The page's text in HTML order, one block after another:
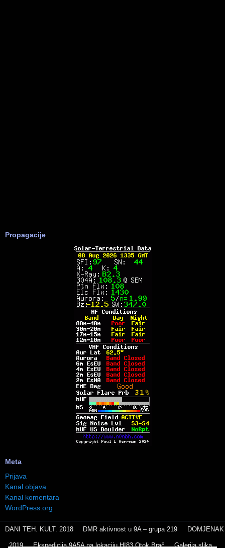
Propagacije
Meta
Prijava
Kanal objava
Kanal komentara
WordPress.org
DANI TEH. KULT. 2018 DMR aktivnost u 9A – grupa 219 DOMJENAK
2019 Ekspedicija 9A5A na lokaciju HI83 Otok Brač Galerija slika